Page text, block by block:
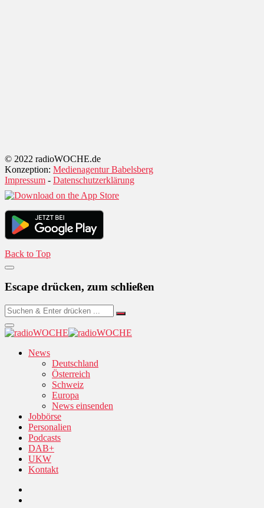
© 2022 radioWOCHE.de
Konzeption: Medienagentur Babelsberg
Impressum - Datenschutzerklärung
Back to Top
Escape drücken, zum schließen
News
Deutschland
Österreich
Schweiz
Europa
News einsenden
Jobbörse
Personalien
Podcasts
DAB+
UKW
Kontakt